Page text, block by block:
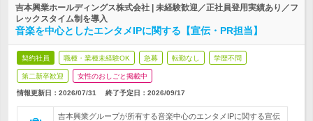
吉本興業ホールディングス株式会社 | 未経験歓迎／正社員登用実績あり／フ
レックスタイム制を導入
音楽を中心としたエンタメIPに関する【宣伝・PR担当】
契約社員 職種・業種未経験OK 急募 転勤なし 学歴不問
第二新卒歓迎 女性のおしごと掲載中
情報更新日：2026/07/31 終了予定日： 2026/09/17
吉本興業グループが所有する音楽中心のエンタメIPに関する宣伝